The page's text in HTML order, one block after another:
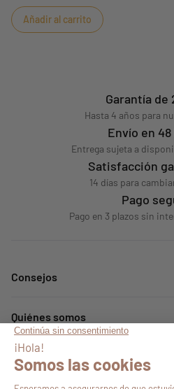
algodón para mayor suavidad y otra de
mayor absorción
Añadir al carrito
Garantía de
Hasta 4 años para
Envío en
Entrega sujeta a
Satisfacción
14 días para
Pago
Pago en 3 plazos sin
Consejos
Quiénes somos
Servicios